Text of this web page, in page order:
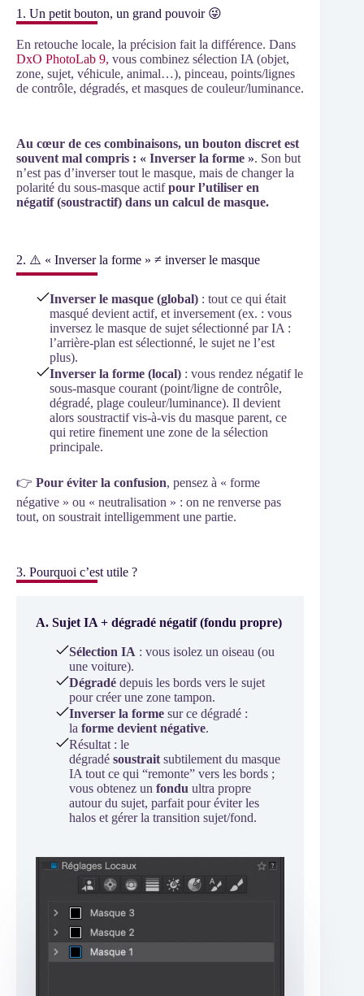
1. Un petit bouton, un grand pouvoir 😜
En retouche locale, la précision fait la différence. Dans
DxO PhotoLab 9, vous combinez sélection IA (objet,
zone, sujet, véhicule, animal…), pinceau, points/lignes
de contrôle, dégradés, et masques de couleur/luminance.
Au cœur de ces combinaisons, un bouton discret est
souvent mal compris : « Inverser la forme ». Son but
n’est pas d’inverser tout le masque, mais de changer la
polarité du sous-masque actifpour l’utiliser en
négatif (soustractif) dans un calcul de masque.
2. ⚠️ « Inverser la forme » ≠ inverser le masque
Inverser le masque (global) : tout ce qui était
masqué devient actif, et inversement (ex. : vous
inversez le masque de sujet sélectionné par IA :
l’arrière-plan est sélectionné, le sujet ne l’est
plus).
Inverser la forme (local) : vous rendez négatif le
sous-masque courant (point/ligne de contrôle,
dégradé, plage couleur/luminance). Il devient
alors soustractif vis-à-vis du masque parent, ce
qui retire finement une zone de la sélection
principale.
👉 Pour éviter la confusion, pensez à « forme
négative » ou « neutralisation » : on ne renverse pas
tout, on soustrait intelligemment une partie.
3. Pourquoi c’est utile ?
A. Sujet IA + dégradé négatif (fondu propre)
Sélection IA : vous isolez un oiseau (ou
une voiture).
Dégradé depuis les bords vers le sujet
pour créer une zone tampon.
Inverser la forme sur ce dégradé :
la forme devient négative.
Résultat : le
dégradé soustrait subtilement du masque
IA tout ce qui “remonte” vers les bords ;
vous obtenez un fondu ultra propre
autour du sujet, parfait pour éviter les
halos et gérer la transition sujet/fond.